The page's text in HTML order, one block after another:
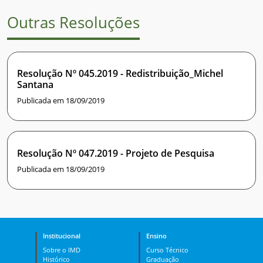
Outras Resoluções
Resolução Nº 045.2019 - Redistribuição_Michel
Santana
Publicada em 18/09/2019
Resolução Nº 047.2019 - Projeto de Pesquisa
Publicada em 18/09/2019
Institucional
Sobre o IMD
Histórico
Ensino
Curso Técnico
Graduação